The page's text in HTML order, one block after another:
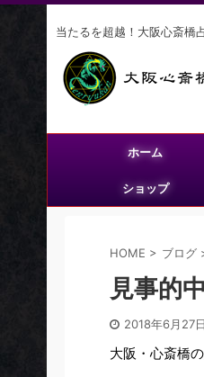
当たるを超越！大阪心斎橋
ホーム
ショップ
HOME > ブログ
見事的
2018年6月27日
大阪・心斎橋の